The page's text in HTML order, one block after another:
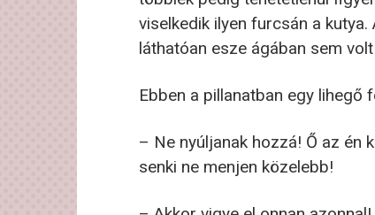
viselkedik ilyen furcsán a
láthatóan esze ágában sem
Ebben a pillanatban egy
– Ne nyúljanak hozzá! Ő az én
senki ne menjen közelebb!